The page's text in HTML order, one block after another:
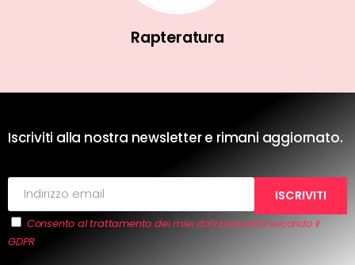
Rapteratura
Iscriviti alla nostra newsletter e rimani aggiornato.
Consento al trattamento dei miei dati personali secondo il
GDPR